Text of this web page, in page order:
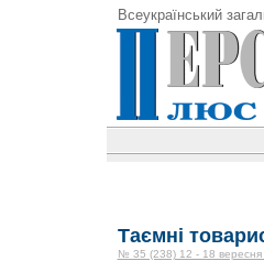
Всеукраїнський
Таємні
№ 35 (238) 12 - 18 вересня